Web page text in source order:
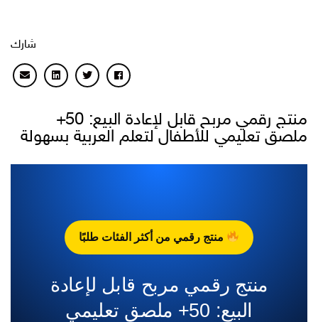
شارك
منتج رقمي مربح قابل لإعادة البيع: 50+
ملصق تعليمي للأطفال لتعلم العربية بسهولة
منتج رقمي من أكثر الفئات طلبًا
منتج رقمي مربح قابل لإعادة
البيع: 50+ ملصق تعليمي